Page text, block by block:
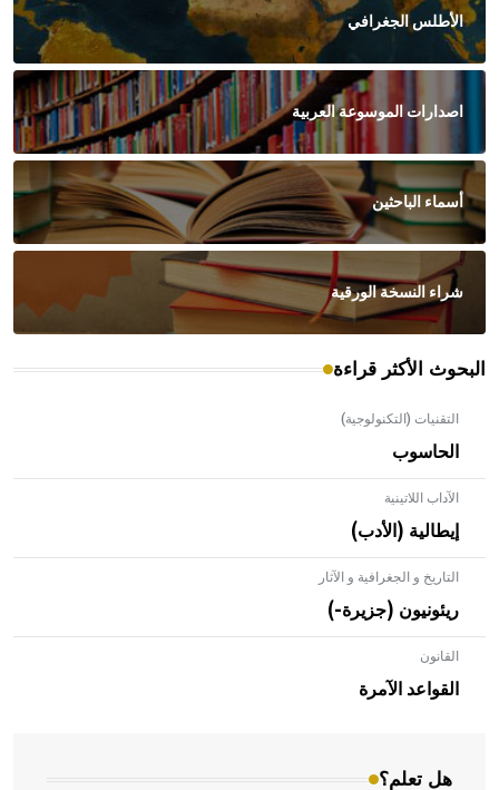
الأطلس الجغرافي
اصدارات الموسوعة العربية
أسماء الباحثين
شراء النسخة الورقية
البحوث الأكثر قراءة
التقنيات (التكنولوجية)
الحاسوب
الآداب اللاتينية
إيطالية (الأدب)
التاريخ و الجغرافية و الآثار
ريئونيون (جزيرة-)
القانون
القواعد الآمرة
هل تعلم؟
- هل تعلم أن الأبلق نوع من الفنون الهندسية التي ارتبطت
بالعمارة الإسلامية في بلاد الشام ومصر خاصة، حيث يحرص
المعمار على بناء مداميكه وخاصة في الواجهات